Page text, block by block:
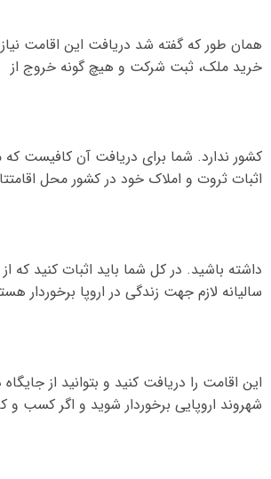
همان طور که گفته شد دریافت این اقامت
خرید ملک، ثبت شرکت و هیچ گونه خروج از
کشور ندارد. شما برای دریافت آن کافیست که
اثبات ثروت و املاک خود در کشور محل
داشته باشید. در کل شما باید اثبات کنید که
سالیانه لازم جهت زندگی در اروپا برخوردار
این اقامت را دریافت کنید و بتوانید از
شهروند اروپایی برخوردار شوید و اگر کسب و